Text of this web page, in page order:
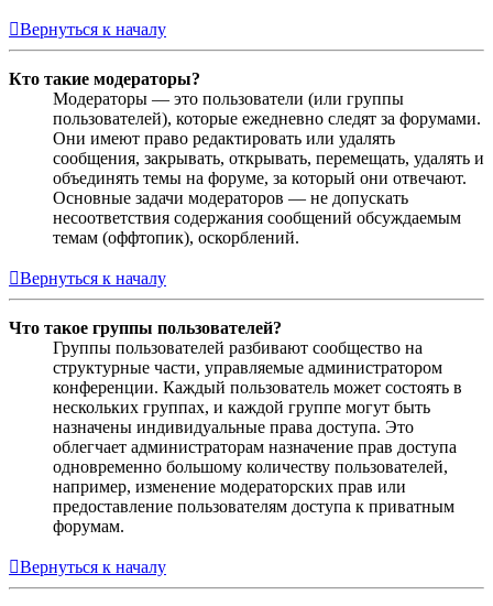
Вернуться к началу
Кто такие модераторы?
Модераторы — это пользователи (или группы
пользователей), которые ежедневно следят за форумами.
Они имеют право редактировать или удалять
сообщения, закрывать, открывать, перемещать, удалять и
объединять темы на форуме, за который они отвечают.
Основные задачи модераторов — не допускать
несоответствия содержания сообщений обсуждаемым
темам (оффтопик), оскорблений.
Вернуться к началу
Что такое группы пользователей?
Группы пользователей разбивают сообщество на
структурные части, управляемые администратором
конференции. Каждый пользователь может состоять в
нескольких группах, и каждой группе могут быть
назначены индивидуальные права доступа. Это
облегчает администраторам назначение прав доступа
одновременно большому количеству пользователей,
например, изменение модераторских прав или
предоставление пользователям доступа к приватным
форумам.
Вернуться к началу